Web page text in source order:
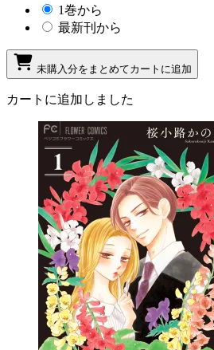
1巻から
最新刊から
未購入分をまとめてカートに追加
カートに追加しました